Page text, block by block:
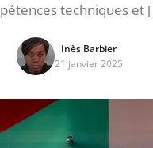
techniques et
Inès Barbier
21 janvier 2025